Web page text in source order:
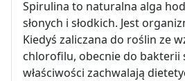
Spirulina to naturalna alga
słonych i słodkich. Jest
Kiedyś zaliczana do roślin ze
chlorofilu, obecnie do bakterii
właściwości zachwalają